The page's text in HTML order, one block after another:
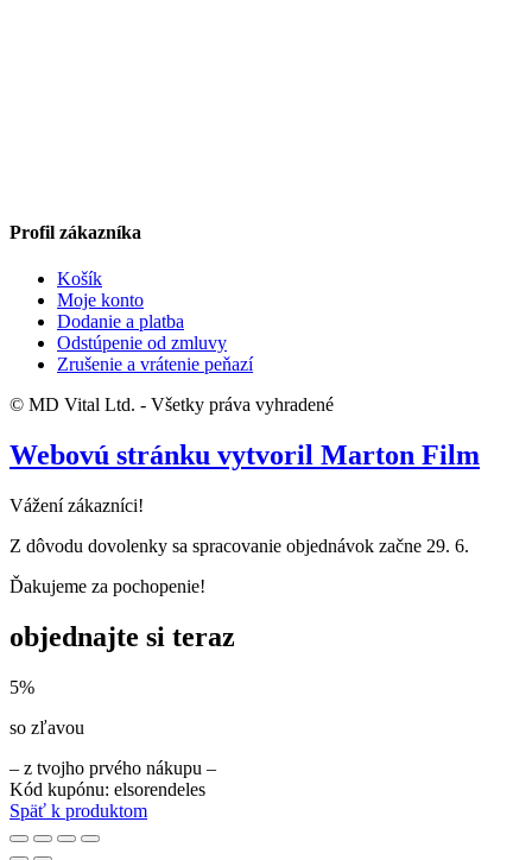
Profil zákazníka
Košík
Moje konto
Dodanie a platba
Odstúpenie od zmluvy
Zrušenie a vrátenie peňazí
© MD Vital Ltd. - Všetky práva vyhradené
Webovú stránku vytvoril Marton Film
Vážení zákazníci!
Z dôvodu dovolenky sa spracovanie objednávok začne 29. 6.
Ďakujeme za pochopenie!
objednajte si teraz
5%
so zľavou
– z tvojho prvého nákupu –
Kód kupónu: elsorendeles
Späť k produktom